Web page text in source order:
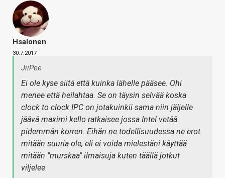
Hsalonen
30.7.2017
JiiPee
Ei ole kyse siitä että kuinka lähelle pääsee. Ohi
menee että heilahtaa. Se on täysin selvää koska
clock to clock IPC on jotakuinkii sama niin jäljelle
jäävä maximi kello ratkaisee jossa Intel vetää
pidemmän korren. Eihän ne todellisuudessa ne erot
mitään suuria ole, eli ei voida mielestäni käyttää
mitään "murskaa" ilmaisuja kuten täällä jotkut
viljelee.